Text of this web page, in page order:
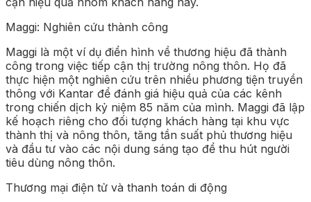
Maggi: Nghiên cứu thành công
Maggi là một ví dụ điển hình về thương hiệu đã thành
công trong việc tiếp cận thị trường nông thôn. Họ đã
thực hiện một nghiên cứu trên nhiều phương tiện truyền
thông với Kantar để đánh giá hiệu quả của các kênh
trong chiến dịch kỷ niệm 85 năm của mình. Maggi đã lập
kế hoạch riêng cho đối tượng khách hàng tại khu vực
thành thị và nông thôn, tăng tần suất phủ thương hiệu
và đầu tư vào các nội dung sáng tạo để thu hút người
tiêu dùng nông thôn.
Thương mại điện tử và thanh toán di động